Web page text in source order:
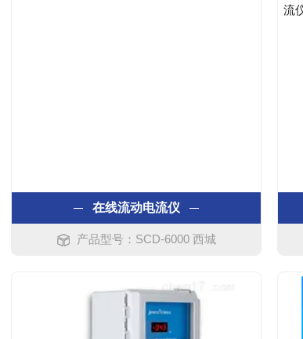
在线流动电流仪
产品型号：SCD-6000 西城